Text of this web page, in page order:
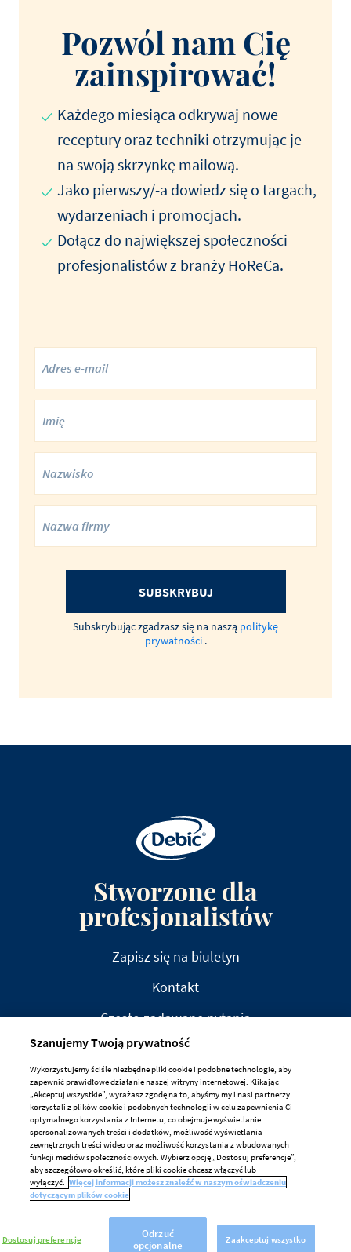
Pozwól nam Cię
zainspirować!
Każdego miesiąca odkrywaj nowe
receptury oraz techniki otrzymując je
na swoją skrzynkę mailową.
Jako pierwszy/-a dowiedz się o targach,
wydarzeniach i promocjach.
Dołącz do największej społeczności
profesjonalistów z branży HoReCa.
SUBSKRYBUJ
Subskrybując zgadzasz się na naszą politykę
prywatności .
Stworzone dla
profesjonalistów
Zapisz się na biuletyn
Kontakt
Często zadawane pytania
ZRZECZENIE ODPOWIEDZIALNOŚCI
PRYWATNOŚĆ
ZASADY DOTYCZĄCE PLIKÓW COOKIE
Preferencje Dotyczące Plików Cookie
Szanujemy Twoją prywatność
Wykorzystujemy ściśle niezbędne pliki cookie i podobne technologie, aby
zapewnić prawidłowe działanie naszej witryny internetowej. Klikając
„Akceptuj wszystkie”, wyrażasz zgodę na to, abyśmy my i nasi partnerzy
korzystali z plików cookie i podobnych technologii w celu zapewnienia Ci
optymalnego korzystania z Internetu, co obejmuje wyświetlanie
spersonalizowanych treści i dodatków, możliwość wyświetlania
zewnętrznych treści wideo oraz możliwość korzystania z wbudowanych
funkcji mediów społecznościowych. Wybierz opcję „Dostosuj preferencje”,
aby szczegółowo określić, które pliki cookie chcesz włączyć lub
wyłączyć. Więcej informacji możesz znaleźć w naszym oświadczeniu
dotyczącym plików cookie
Dostosuj preferencje
Odrzuć
opcjonalne
Zaakceptuj wszystko